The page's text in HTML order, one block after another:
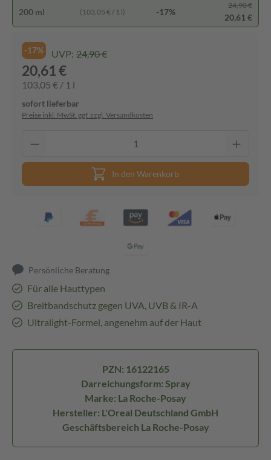
200 ml (103,05 € / 1 l) -17%
24,90 €
20,61 €
-17% UVP: 24,90 €
20,61 €
103,05 € / 1 l
sofort lieferbar
Preise inkl. MwSt. ggf. zzgl. Versandkosten
In den Warenkorb
Persönliche Beratung
Für alle Hauttypen
Breitbandschutz gegen UVA, UVB & IR-A
Ultralight-Formel, angenehm auf der Haut
PZN: 16122165
Darreichungsform: Spray
Marke: La Roche-Posay
Hersteller: L'Oreal Deutschland GmbH
Geschäftsbereich La Roche-Posay